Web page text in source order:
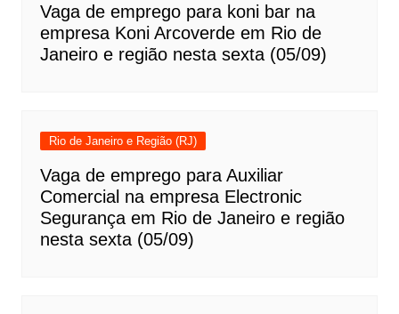
Vaga de emprego para koni bar na
empresa Koni Arcoverde em Rio de
Janeiro e região nesta sexta (05/09)
Rio de Janeiro e Região (RJ)
Vaga de emprego para Auxiliar
Comercial na empresa Electronic
Segurança em Rio de Janeiro e região
nesta sexta (05/09)